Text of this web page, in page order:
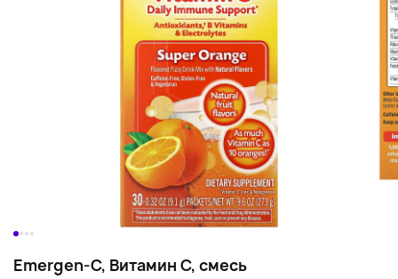
Emergen-C, Витамин C, смесь